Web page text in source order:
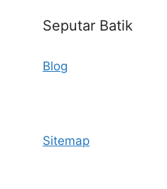
Seputar Batik
Blog
Sitemap